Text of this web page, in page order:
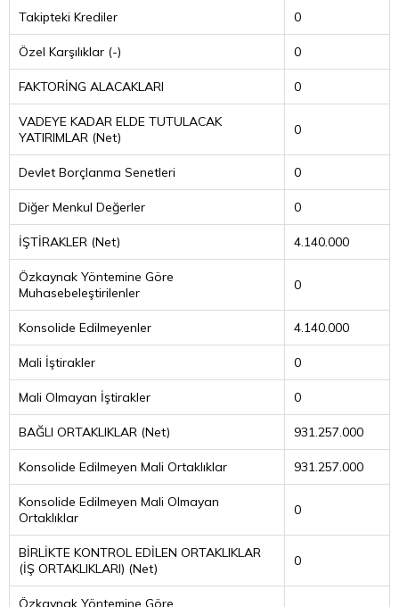
Takipteki Krediler 0
Özel Karşılıklar (-) 0
FAKTORİNG ALACAKLARI 0
VADEYE KADAR ELDE TUTULACAK
YATIRIMLAR (Net)
0
Devlet Borçlanma Senetleri 0
Diğer Menkul Değerler 0
İŞTİRAKLER (Net) 4.140.000
Özkaynak Yöntemine Göre
Muhasebeleştirilenler
0
Konsolide Edilmeyenler 4.140.000
Mali İştirakler 0
Mali Olmayan İştirakler 0
BAĞLI ORTAKLIKLAR (Net) 931.257.000
Konsolide Edilmeyen Mali Ortaklıklar 931.257.000
Konsolide Edilmeyen Mali Olmayan
Ortaklıklar
0
BİRLİKTE KONTROL EDİLEN ORTAKLIKLAR
(İŞ ORTAKLIKLARI) (Net)
0
Özkaynak Yöntemine Göre